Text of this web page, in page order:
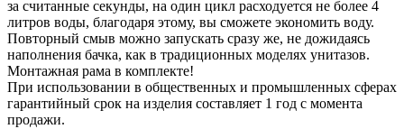
за считанные секунды, на один цикл расходуется не более 4
литров воды, благодаря этому, вы сможете экономить воду.
Повторный смыв можно запускать сразу же, не дожидаясь
наполнения бачка, как в традиционных моделях унитазов.
Монтажная рама в комплекте!
При использовании в общественных и промышленных сферах
гарантийный срок на изделия составляет 1 год с момента
продажи.